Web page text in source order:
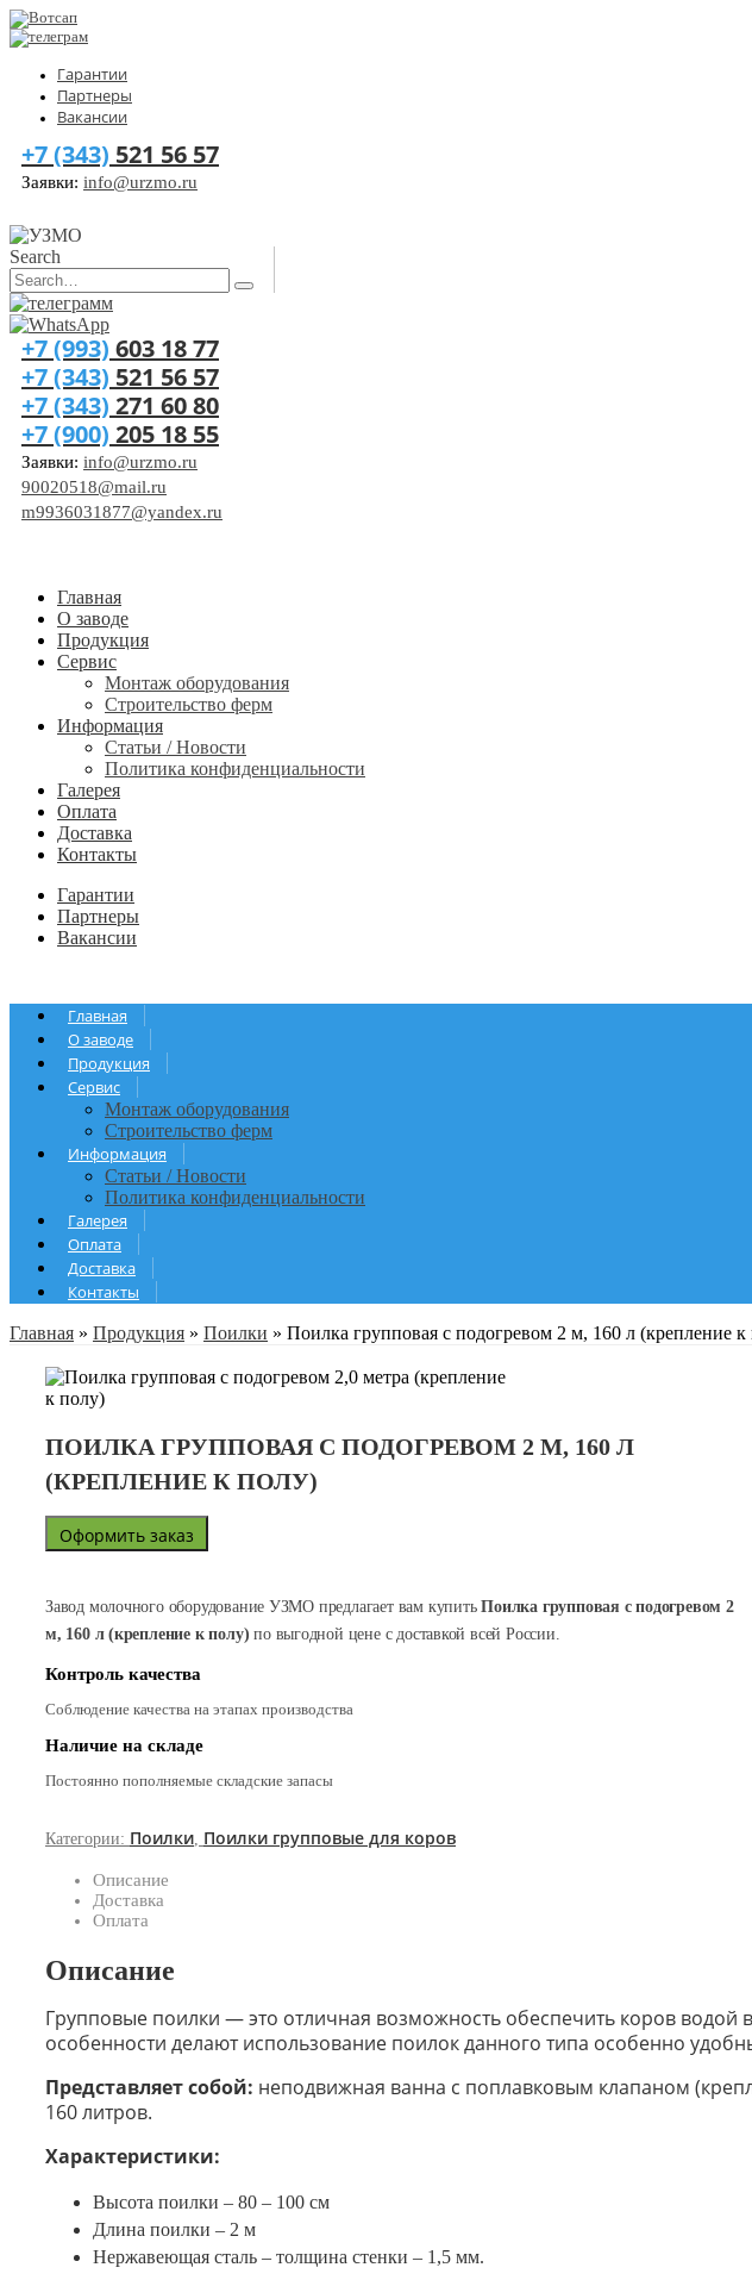
Гарантии
Партнеры
Вакансии
+7 (343) 521 56 57
Заявки: info@urzmo.ru
Search
+7 (993) 603 18 77
+7 (343) 521 56 57
+7 (343) 271 60 80
+7 (900) 205 18 55
Заявки: info@urzmo.ru
90020518@mail.ru
m9936031877@yandex.ru
Главная
О заводе
Продукция
Сервис
Монтаж оборудования
Строительство ферм
Информация
Статьи / Новости
Политика конфиденциальности
Галерея
Оплата
Доставка
Контакты
Гарантии
Партнеры
Вакансии
Главная
О заводе
Продукция
Сервис
Монтаж оборудования
Строительство ферм
Информация
Статьи / Новости
Политика конфиденциальности
Галерея
Оплата
Доставка
Контакты
Главная » Продукция » Поилки » Поилка групповая с подогревом 2 м, 160 л (крепление к
ПОИЛКА ГРУППОВАЯ С ПОДОГРЕВОМ 2 М, 160 Л
(КРЕПЛЕНИЕ К ПОЛУ)
Оформить заказ
Завод молочного оборудование УЗМО предлагает вам купитьПоилка групповая с подогревом 2
м, 160 л (крепление к полу) по выгодной цене с доставкой всей России.
Контроль качества
Соблюдение качества на этапах производства
Наличие на складе
Постоянно пополняемые складские запасы
Категории: Поилки Поилки групповые для коров
Описание
Доставка
Оплата
Описание
Групповые поилки — это отличная возможность обеспечить коров водой
особенности делают использование поилок данного типа особенно
Представляет собой: неподвижная ванна с поплавковым клапаном
160 литров.
Характеристики:
Высота поилки – 80 – 100 см
Длина поилки – 2 м
Нержавеющая сталь – толщина стенки – 1,5 мм.